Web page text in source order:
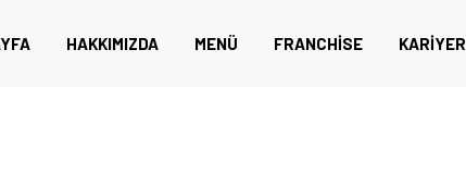
HAKKIMIZDA MENÜ FRANCHISE KARIYER